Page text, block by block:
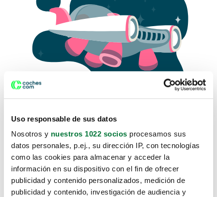
Uso responsable de sus datos
Nosotros y nuestros 1022 socios procesamos sus
datos personales, p.ej., su dirección IP, con tecnologías
como las cookies para almacenar y acceder la
información en su dispositivo con el fin de ofrecer
publicidad y contenido personalizados, medición de
publicidad y contenido, investigación de audiencia y
Lo sentimos, no sabemos como
te hemos traido hasta aquí.